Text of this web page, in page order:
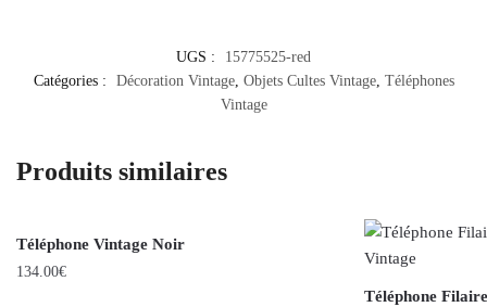
UGS :
15775525-red
Catégories :
Décoration Vintage, Objets Cultes Vintage, Téléphones
Vintage
Produits similaires
Téléphone Vintage Noir
134.00€
Téléphone Filaire